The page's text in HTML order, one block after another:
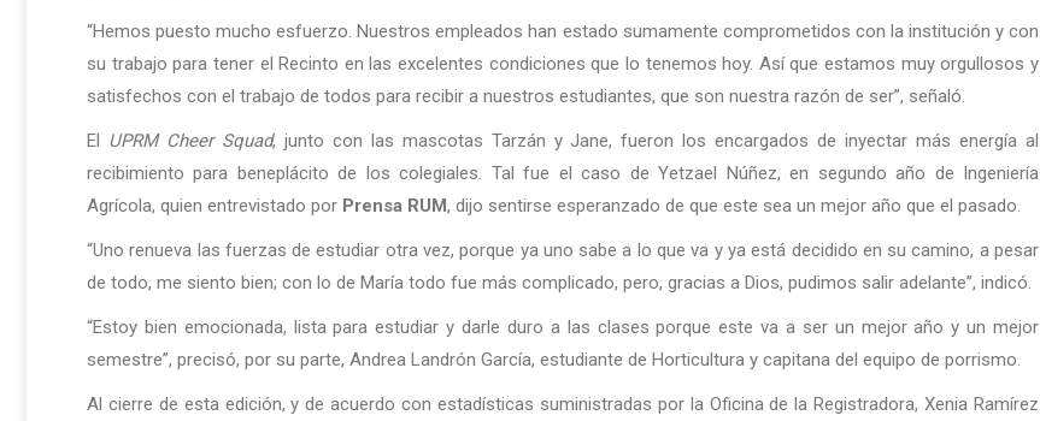
“Hemos puesto mucho esfuerzo. Nuestros empleados han estado sumamente comprometidos con la institución y con
su trabajo para tener el Recinto en las excelentes condiciones que lo tenemos hoy. Así que estamos muy orgullosos y
satisfechos con el trabajo de todos para recibir a nuestros estudiantes, que son nuestra razón de ser”, señaló.
El UPRM Cheer Squad, junto con las mascotas Tarzán y Jane, fueron los encargados de inyectar más energía al
recibimiento para beneplácito de los colegiales. Tal fue el caso de Yetzael Núñez, en segundo año de Ingeniería
Agrícola, quien entrevistado por Prensa RUM, dijo sentirse esperanzado de que este sea un mejor año que el pasado.
“Uno renueva las fuerzas de estudiar otra vez, porque ya uno sabe a lo que va y ya está decidido en su camino, a pesar
de todo, me siento bien; con lo de María todo fue más complicado, pero, gracias a Dios, pudimos salir adelante”, indicó.
“Estoy bien emocionada, lista para estudiar y darle duro a las clases porque este va a ser un mejor año y un mejor
semestre”, precisó, por su parte, Andrea Landrón García, estudiante de Horticultura y capitana del equipo de porrismo.
Al cierre de esta edición, y de acuerdo con estadísticas suministradas por la Oficina de la Registradora, Xenia Ramírez